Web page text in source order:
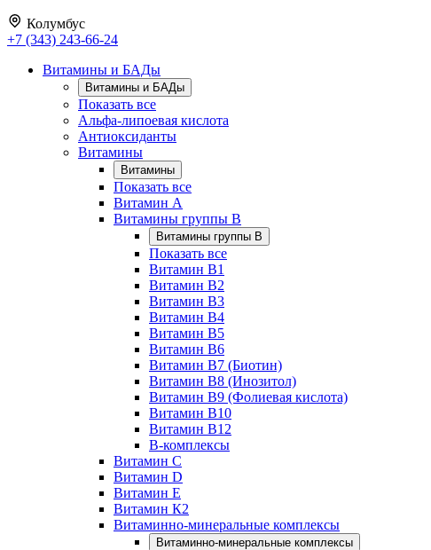
Колумбус
+7 (343) 243-66-24
Витамины и БАДы
Витамины и БАДы
Показать все
Альфа-липоевая кислота
Антиоксиданты
Витамины
Витамины
Показать все
Витамин A
Витамины группы B
Витамины группы B
Показать все
Витамин B1
Витамин B2
Витамин B3
Витамин B4
Витамин B5
Витамин B6
Витамин B7 (Биотин)
Витамин B8 (Инозитол)
Витамин B9 (Фолиевая кислота)
Витамин B10
Витамин B12
B-комплексы
Витамин C
Витамин D
Витамин E
Витамин К2
Витаминно-минеральные комплексы
Витаминно-минеральные комплексы